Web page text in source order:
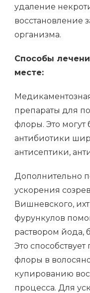
удаление
восстановление
организма.
Способы
месте:
препараты для
флоры. Это могут
антибиотики
антисептики,
Дополнительно
ускорения
Вишневского,
фурункулов
раствором йода,
Это
флоры в
купированию
процесса. Для